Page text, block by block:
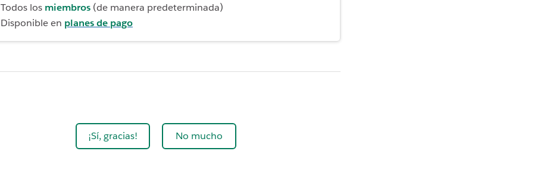
Todos los miembros (de manera predeterminada)
Disponible en planes de pago
¡Sí, gracias! No mucho